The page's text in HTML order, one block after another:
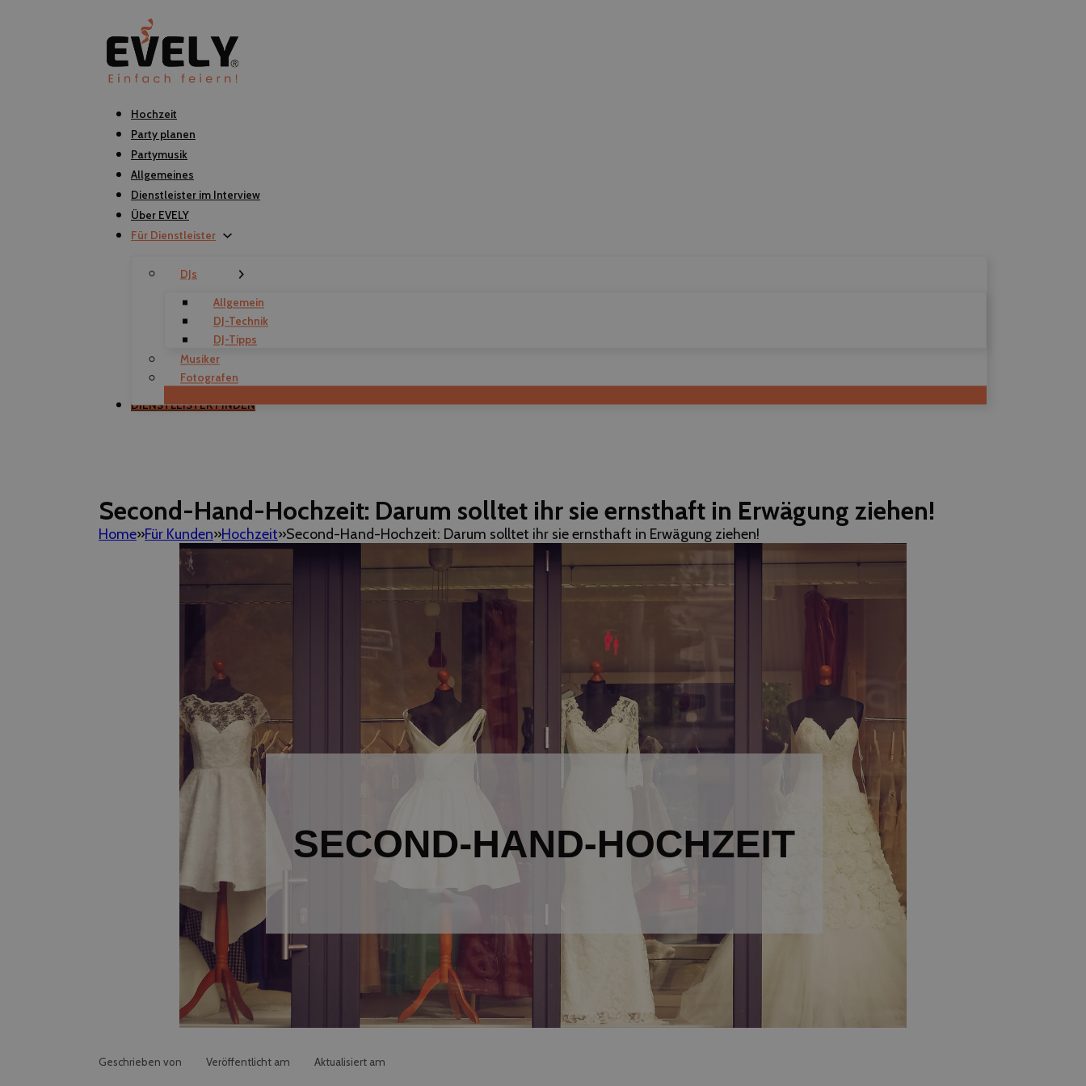
Hochzeit
Party planen
Partymusik
Allgemeines
Dienstleister im Interview
Über EVELY
Für Dienstleister
DJs
Allgemein
DJ-Technik
DJ-Tipps
Musiker
Fotografen
DIENSTLEISTER FINDEN
Second-Hand-Hochzeit: Darum solltet ihr sie ernsthaft in Erwägung ziehen!
Home Für Kunden Hochzeit Second-Hand-Hochzeit: Darum solltet ihr sie ernsthaft in Erwägung ziehen!
Geschrieben von Veröffentlicht am Aktualisiert am